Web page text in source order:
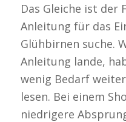
Das Gleiche ist der
Anleitung für das
Glühbirnen suche.
Anleitung lande,
wenig Bedarf
lesen. Bei einem
niedrigere